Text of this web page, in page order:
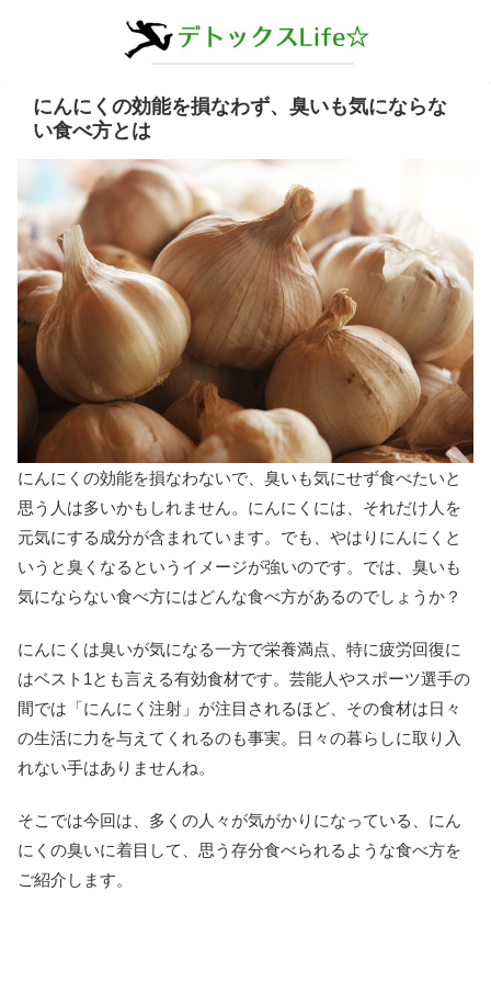
にんにくの効能を損なわず、臭いも気にならな
い食べ方とは
にんにくの効能を損なわないで、臭いも気にせず食べたいと
思う人は多いかもしれません。にんにくには、それだけ人を
元気にする成分が含まれています。でも、やはりにんにくと
いうと臭くなるというイメージが強いのです。では、臭いも
気にならない食べ方にはどんな食べ方があるのでしょうか？
にんにくは臭いが気になる一方で栄養満点、特に疲労回復に
はベスト1とも言える有効食材です。芸能人やスポーツ選手の
間では「にんにく注射」が注目されるほど、その食材は日々
の生活に力を与えてくれるのも事実。日々の暮らしに取り入
れない手はありませんね。
そこでは今回は、多くの人々が気がかりになっている、にん
にくの臭いに着目して、思う存分食べられるような食べ方を
ご紹介します。